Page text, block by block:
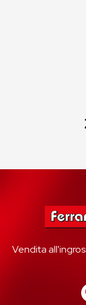
Vendita